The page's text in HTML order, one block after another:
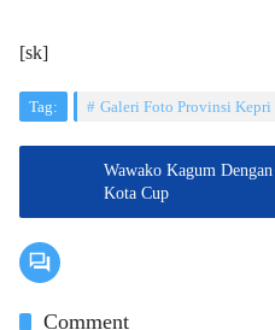
[sk]
Tag: Galeri Foto Provinsi Kepri
Wawako Kagum
Kota Cup
Comment